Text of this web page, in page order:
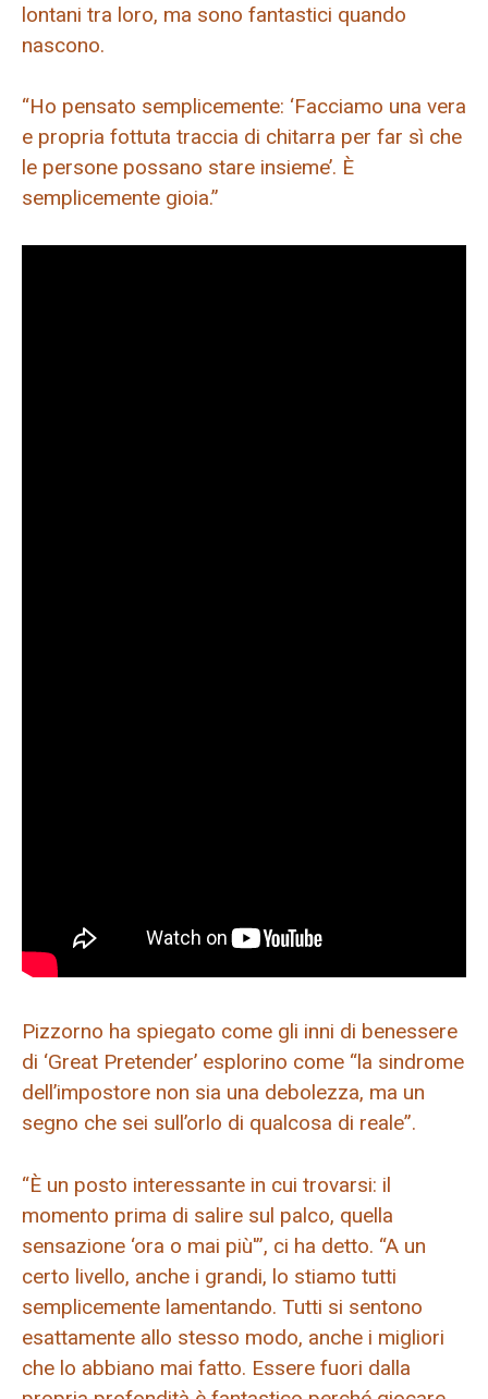
lontani tra loro, ma sono fantastici quando
nascono.
“Ho pensato semplicemente: ‘Facciamo una vera
e propria fottuta traccia di chitarra per far sì che
le persone possano stare insieme’. È
semplicemente gioia.”
Pizzorno ha spiegato come gli inni di benessere
di ‘Great Pretender’ esplorino come “la sindrome
dell’impostore non sia una debolezza, ma un
segno che sei sull’orlo di qualcosa di reale”.
“È un posto interessante in cui trovarsi: il
momento prima di salire sul palco, quella
sensazione ‘ora o mai più'”, ci ha detto. “A un
certo livello, anche i grandi, lo stiamo tutti
semplicemente lamentando. Tutti si sentono
esattamente allo stesso modo, anche i migliori
che lo abbiano mai fatto. Essere fuori dalla